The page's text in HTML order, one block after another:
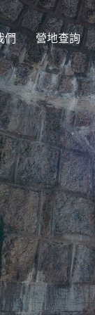
們 營地查詢